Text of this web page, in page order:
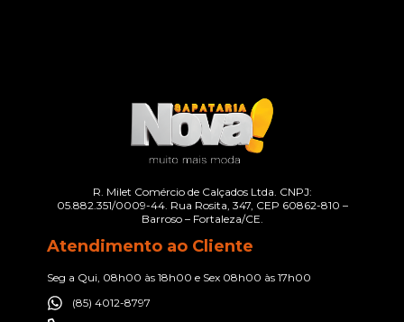
R. Milet Comércio de Calçados Ltda. CNPJ:
05.882.351/0009-44. Rua Rosita, 347, CEP 60862-810 –
Barroso – Fortaleza/CE.
Atendimento ao Cliente
Seg a Qui, 08h00 às 18h00 e Sex 08h00 às 17h00
(85) 4012-8797